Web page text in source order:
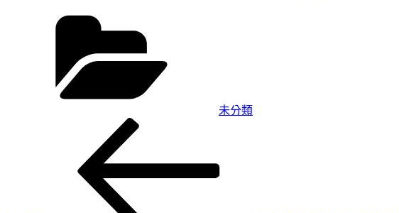
未分類